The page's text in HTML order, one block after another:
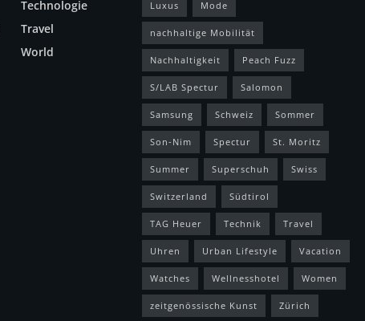
Technologie
Travel
World
Luxus Mode
nachhaltige Mobilität
Nachhaltigkeit Peach Fuzz
S/LAB Spectur Salomon
Samsung Schweiz Sommer
Son-Nim Spectur St. Moritz
Summer Superschuh Swiss
Switzerland Südtirol
TAG Heuer Technik Travel
Uhren Urban Lifestyle Vacation
Watches Wellnesshotel Women
zeitgenössische Kunst Zürich